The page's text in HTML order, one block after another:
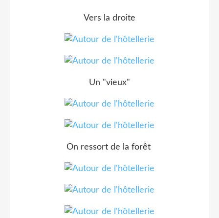
Vers la droite
Un "vieux"
On ressort de la forêt